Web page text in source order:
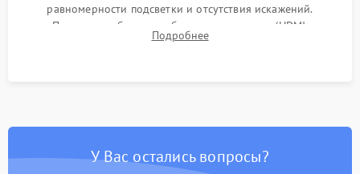
равномерности подсветки и отсутствия искажений.
Проверка работоспособности всех портов (HDMI,
DisplayPort, VGA) и кнопок управления под нагрузкой в
Подробнее
У Вас остались вопросы?